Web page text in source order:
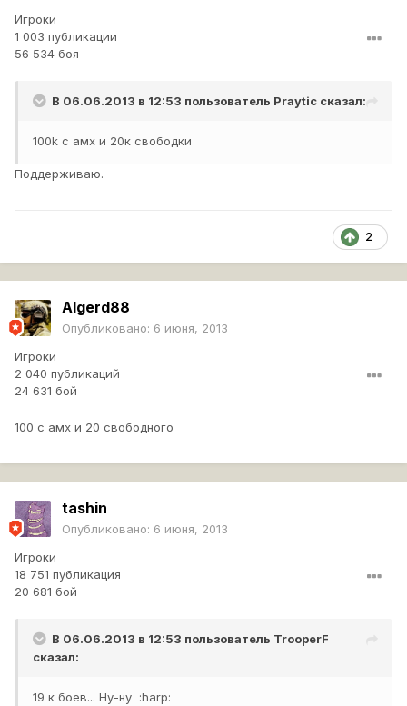
Игроки
1 003 публикации
56 534 боя
В 06.06.2013 в 12:53 пользователь Praytic сказал:
100k с амх и 20к свободки
Поддерживаю.
2
Algerd88
Опубликовано: 6 июня, 2013
Игроки
2 040 публикаций
24 631 бой
100 c амх и 20 свободного
tashin
Опубликовано: 6 июня, 2013
Игроки
18 751 публикация
20 681 бой
В 06.06.2013 в 12:53 пользователь TrooperF
сказал:
19 к боев... Ну-ну :harp: